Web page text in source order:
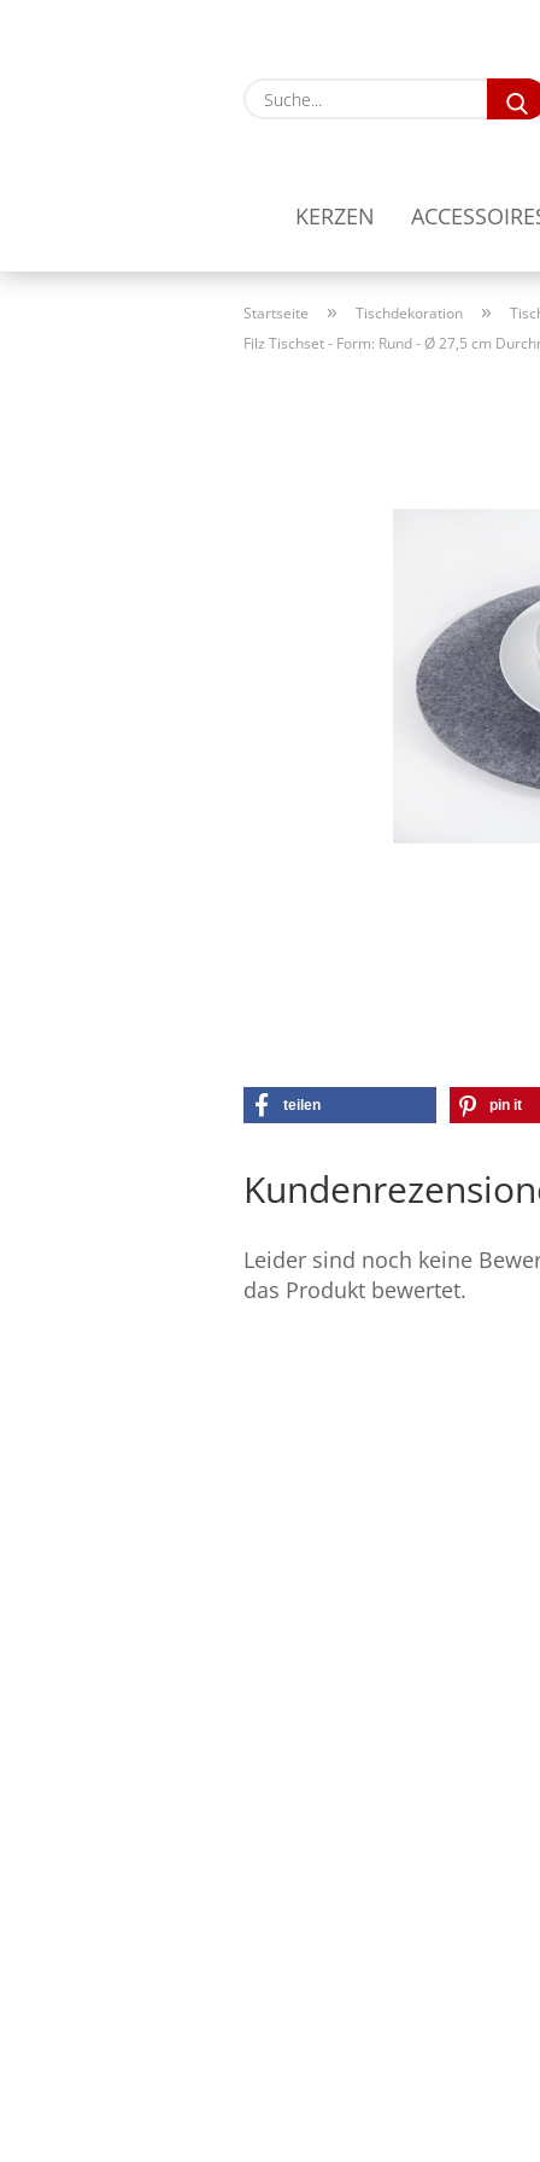
KERZEN
Startseite » Tischdekoration »
Filz Tischset - Form: Rund - Ø 27,5 cm
teilen pin it
Leider sind noch keine
das Produkt bewertet.